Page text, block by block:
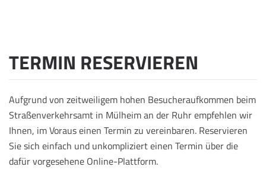
TERMIN RESERVIEREN
Aufgrund von zeitweiligem hohen Besucheraufkommen beim
Straßenverkehrsamt in Mülheim an der Ruhr empfehlen wir
Ihnen, im Voraus einen Termin zu vereinbaren. Reservieren
Sie sich einfach und unkompliziert einen Termin über die
dafür vorgesehene Online-Plattform.